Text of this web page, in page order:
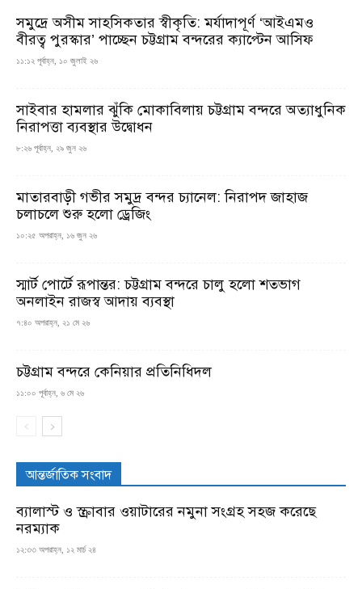
সমুদ্রে অসীম সাহসিকতার স্বীকৃতি: মর্যাদাপূর্ণ ‘আইএমও
বীরত্ব পুরস্কার’ পাচ্ছেন চট্টগ্রাম বন্দরের ক্যাপ্টেন আসিফ
১১:১২ পূর্বাহ্ন, ১০ জুলাই ২৬
সাইবার হামলার ঝুঁকি মোকাবিলায় চট্টগ্রাম বন্দরে অত্যাধুনিক
নিরাপত্তা ব্যবস্থার উদ্বোধন
৮:২৬ পূর্বাহ্ন, ২৯ জুন ২৬
মাতারবাড়ী গভীর সমুদ্র বন্দর চ্যানেল: নিরাপদ জাহাজ
চলাচলে শুরু হলো ড্রেজিং
১০:২৫ অপরাহ্ন, ১৬ জুন ২৬
স্মার্ট পোর্টে রূপান্তর: চট্টগ্রাম বন্দরে চালু হলো শতভাগ
অনলাইন রাজস্ব আদায় ব্যবস্থা
৭:৪০ অপরাহ্ন, ২১ মে ২৬
চট্টগ্রাম বন্দরে কেনিয়ার প্রতিনিধিদল
১১:০০ পূর্বাহ্ন, ৬ মে ২৬
আন্তর্জাতিক সংবাদ
ব্যালাস্ট ও স্ক্রাবার ওয়াটারের নমুনা সংগ্রহ সহজ করেছে
নরম্যাক
১২:৩৩ অপরাহ্ন, ১২ মার্চ ২৪